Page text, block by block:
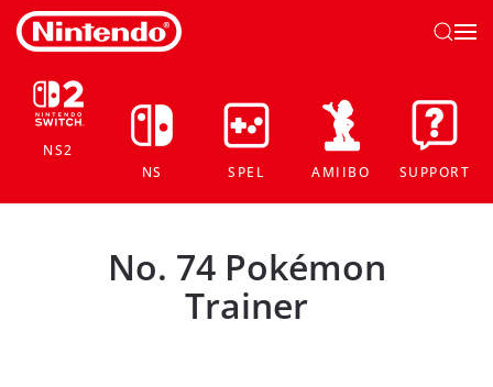
NS2
NS
SPEL AMIIBO SUPPORT
No. 74 Pokémon
Trainer